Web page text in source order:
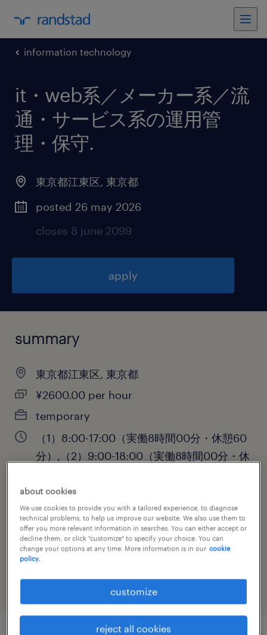
information technology
it・web系／メーカー系／流
通・サービス系の運用管
理・保守.
東京都江東区, 東京都
posted 26 may 2026
closes 8 june 2099
apply
summary
東京都江東区, 東京都
¥2600.00 per hour
temporary
（1）8:00-17:00（実働8時間00分・休憩60
分）,（2）9:00-18:00（実働8時間00分・休
分・休憩60分）
job category
information technology
about cookies
We use cookies to provide you with a tailored experience, to diagnose
technical problems, to help us improve our website. We also use them to
offer you more relevant information in searches. You can either accept or
decline them, or click "customize" to specify your choice. You can
change your options at any time. More information is in our cookie
policy.
customize
reject all cookies